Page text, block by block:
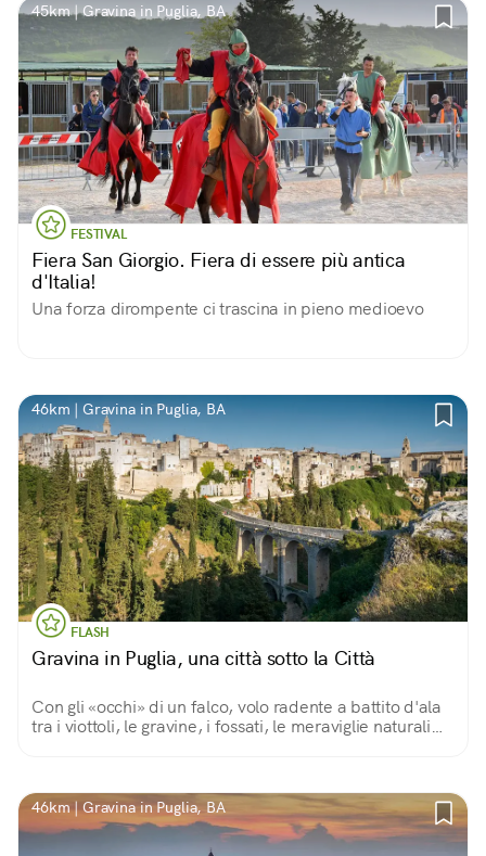
45km | Gravina in Puglia, BA
FESTIVAL
Fiera San Giorgio. Fiera di essere più antica
d'Italia!
Una forza dirompente ci trascina in pieno medioevo
46km | Gravina in Puglia, BA
FLASH
Gravina in Puglia, una città sotto la Città
Con gli «occhi» di un falco, volo radente a battito d'ala
tra i viottoli, le gravine, i fossati, le meraviglie naturali
46km | Gravina in Puglia, BA